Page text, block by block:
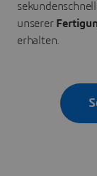
unserer
erhalten.